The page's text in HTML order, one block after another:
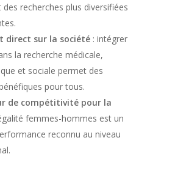
recherches plus diversifiées
direct sur la société : intégrer
la recherche médicale,
et sociale permet des
pour tous.
de compétitivité pour la
femmes-hommes est un
reconnu au niveau